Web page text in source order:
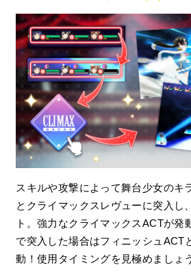
スキルや攻撃によって舞台少女のキ
とクライマックスレヴューに突入し
ト。強力なクライマックスACTが発
で突入した場合はフィニッシュACT
動！使用タイミングを見極めましょ